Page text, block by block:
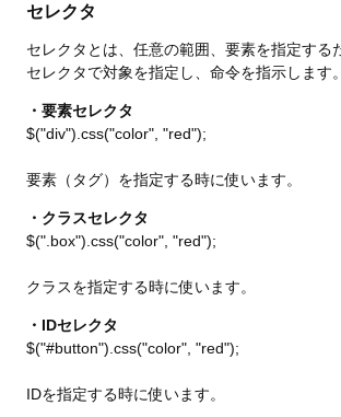
セレクタ
セレクタとは、任意の範囲、要素を指定する
セレクタで対象を指定し、命令を指示します。
・要素セレクタ
$("div").css("color", "red");
要素（タグ）を指定する時に使います。
・クラスセレクタ
$(".box").css("color", "red");
クラスを指定する時に使います。
・IDセレクタ
$("#button").css("color", "red");
IDを指定する時に使います。